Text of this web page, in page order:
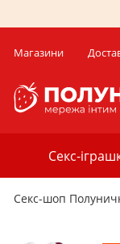
Магазини
Секс-
Секс-шоп